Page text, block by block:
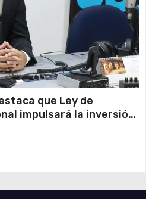
que Ley de
impulsará la inversión